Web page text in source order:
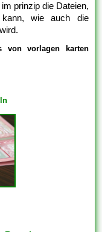
prinzip die Dateien,
wie auch die
von vorlagen karten